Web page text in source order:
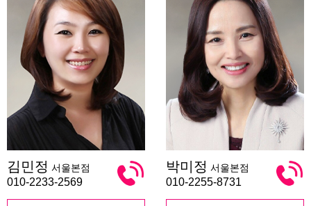
민
정
김민정 서울본점
010-2233-2569
미
정
박미정 서울본점
010-2255-8731